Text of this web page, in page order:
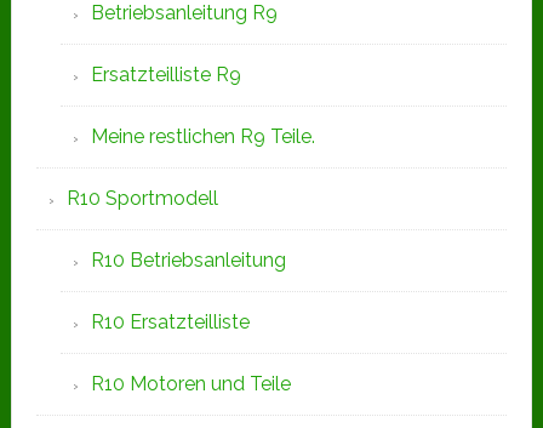
Betriebsanleitung R9
Ersatzteilliste R9
Meine restlichen R9 Teile.
R10 Sportmodell
R10 Betriebsanleitung
R10 Ersatzteilliste
R10 Motoren und Teile